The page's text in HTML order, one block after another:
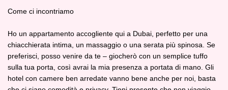
Come ci incontriamo
Ho un appartamento accogliente qui a Dubai, perfetto per una
chiacchierata intima, un massaggio o una serata più spinosa. Se
preferisci, posso venire da te – giocherò con un semplice tuffo
sulla tua porta, così avrai la mia presenza a portata di mano. Gli
hotel con camere ben arredate vanno bene anche per noi, basta